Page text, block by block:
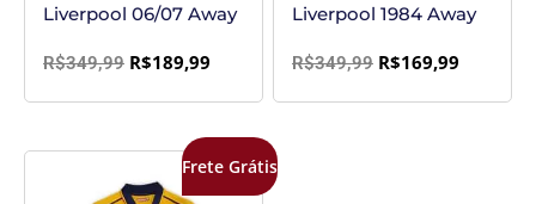
Liverpool 06/07 Away
R$349,99 R$189,99
Liverpool 1984 Away
R$349,99 R$169,99
Frete Grátis
preço
O